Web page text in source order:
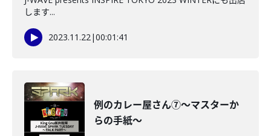
します...
2023.11.22|00:01:41
例のカレー屋さん⑦～マスターか
らの手紙～